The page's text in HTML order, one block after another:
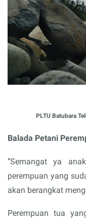
PLTU Batubara
Balada Petani
‘’Semangat ya
perempuan yang
akan berangkat
Perempuan tua